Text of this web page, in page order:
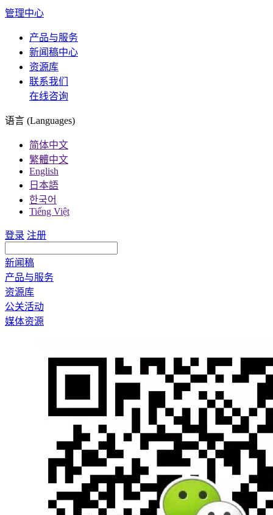
管理中心
产品与服务
新闻稿中心
资源库
联系我们
在线咨询
语言 (Languages)
简体中文
繁體中文
English
日本語
한국어
Tiếng Việt
登录 注册
新闻稿
产品与服务
资源库
公关活动
媒体资源